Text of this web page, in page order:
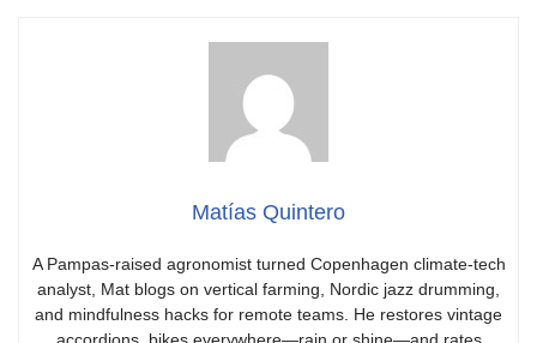
Matías Quintero
A Pampas-raised agronomist turned Copenhagen climate-tech
analyst, Mat blogs on vertical farming, Nordic jazz drumming,
and mindfulness hacks for remote teams. He restores vintage